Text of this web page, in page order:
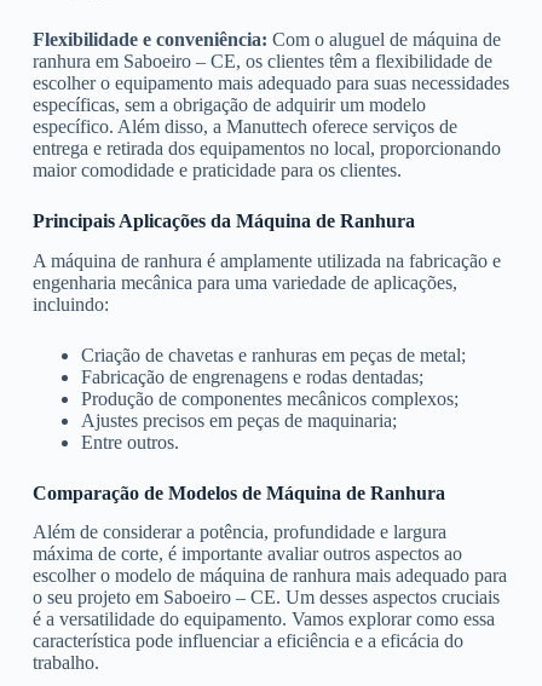
Flexibilidade e conveniência: Com o aluguel de máquina de
ranhura em Saboeiro – CE, os clientes têm a flexibilidade de
escolher o equipamento mais adequado para suas necessidades
específicas, sem a obrigação de adquirir um modelo
específico. Além disso, a Manuttech oferece serviços de
entrega e retirada dos equipamentos no local, proporcionando
maior comodidade e praticidade para os clientes.
Principais Aplicações da Máquina de Ranhura
A máquina de ranhura é amplamente utilizada na fabricação e
engenharia mecânica para uma variedade de aplicações,
incluindo:
Criação de chavetas e ranhuras em peças de metal;
Fabricação de engrenagens e rodas dentadas;
Produção de componentes mecânicos complexos;
Ajustes precisos em peças de maquinaria;
Entre outros.
Comparação de Modelos de Máquina de Ranhura
Além de considerar a potência, profundidade e largura
máxima de corte, é importante avaliar outros aspectos ao
escolher o modelo de máquina de ranhura mais adequado para
o seu projeto em Saboeiro – CE. Um desses aspectos cruciais
é a versatilidade do equipamento. Vamos explorar como essa
característica pode influenciar a eficiência e a eficácia do
trabalho.